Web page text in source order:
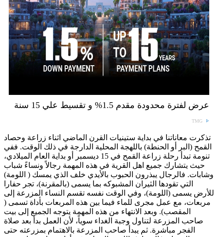
عرض لفترة محدودة مقدم 1.5% و تقسيط علي 15 سنة
TMG
تذكرت معاناتنا في بداية ستينيات القرن الماضي اثناء زراعة وحصاد
القمح (البر أو الحنطة) باللهجة المحلية الدارجة في ذلك الوقت. ففي
تنومة تبدأ رحلة زراعة القمح في 15 ديسمبر أو بداية العام الميلادي،
حيث يتشارك جميع اهل القرية في هذه المهمة رجالاً ونساءً شباب
وشابات. فالرجال يبذرون الحبوب بالأيدي خلف الذي يمسك ( اللومة)
التي تقودها الثيران المشبوكه بما يسمى (بالمقرنة)، تجر حفارا
للأرض يسمى (اللومة)، وفي الوقت نفسه تقسم النساء المزرعة إلى
مربعات، مع عمل مجرى للماء فيما بين هذه المربعات بأداة تسمى (
المقصب). وبعد الانتهاء من هذه المهمة يتوجه الجميع إلى بيت
صاحب المزرعة لتناول وجبة الغداء سوياً، لأن العمل بدأ بعد صلاة
الفجر مباشرة. ثم يبدأ صاحب المزرعة بالاهتمام بمزرعته حتى